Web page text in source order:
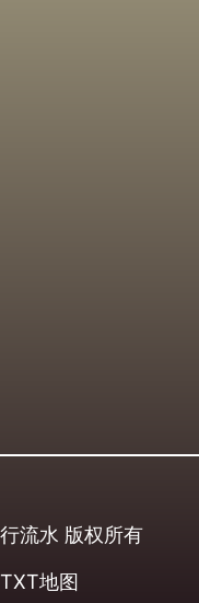
流水 版权所有
TXT地图